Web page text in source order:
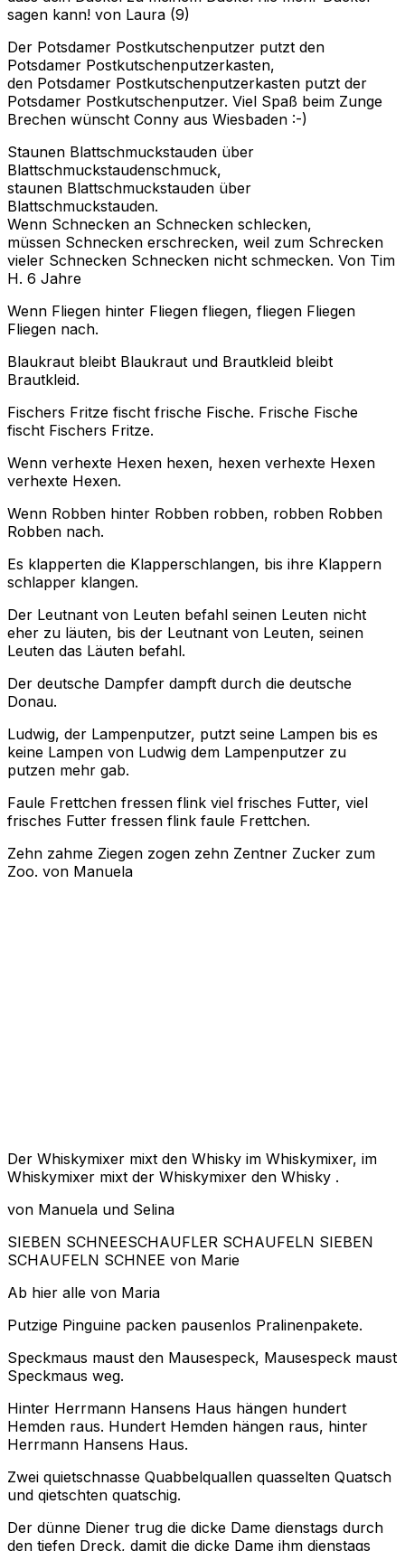
sagen kann! von Laura (9)
Der Potsdamer Postkutschenputzer putzt den
Potsdamer Postkutschenputzerkasten,
den Potsdamer Postkutschenputzerkasten putzt der
Potsdamer Postkutschenputzer. Viel Spaß beim Zunge
Brechen wünscht Conny aus Wiesbaden :-)
Staunen Blattschmuckstauden über
Blattschmuckstaudenschmuck,
staunen Blattschmuckstauden über
Blattschmuckstauden.
Wenn Schnecken an Schnecken schlecken,
müssen Schnecken erschrecken, weil zum Schrecken
vieler Schnecken Schnecken nicht schmecken. Von Tim
H. 6 Jahre
Wenn Fliegen hinter Fliegen fliegen, fliegen Fliegen
Fliegen nach.
Blaukraut bleibt Blaukraut und Brautkleid bleibt
Brautkleid.
Fischers Fritze fischt frische Fische. Frische Fische
fischt Fischers Fritze.
Wenn verhexte Hexen hexen, hexen verhexte Hexen
verhexte Hexen.
Wenn Robben hinter Robben robben, robben Robben
Robben nach.
Es klapperten die Klapperschlangen, bis ihre Klappern
schlapper klangen.
Der Leutnant von Leuten befahl seinen Leuten nicht
eher zu läuten, bis der Leutnant von Leuten, seinen
Leuten das Läuten befahl.
Der deutsche Dampfer dampft durch die deutsche
Donau.
Ludwig, der Lampenputzer, putzt seine Lampen bis es
keine Lampen von Ludwig dem Lampenputzer zu
putzen mehr gab.
Faule Frettchen fressen flink viel frisches Futter, viel
frisches Futter fressen flink faule Frettchen.
Zehn zahme Ziegen zogen zehn Zentner Zucker zum
Zoo. von Manuela
Der Whiskymixer mixt den Whisky im Whiskymixer, im
Whiskymixer mixt der Whiskymixer den Whisky .
von Manuela und Selina
SIEBEN SCHNEESCHAUFLER SCHAUFELN SIEBEN
SCHAUFELN SCHNEE von Marie
Ab hier alle von Maria
Putzige Pinguine packen pausenlos Pralinenpakete.
Speckmaus maust den Mausespeck, Mausespeck maust
Speckmaus weg.
Hinter Herrmann Hansens Haus hängen hundert
Hemden raus. Hundert Hemden hängen raus, hinter
Herrmann Hansens Haus.
Zwei quietschnasse Quabbelquallen quasselten Quatsch
und qietschten quatschig.
Der dünne Diener trug die dicke Dame dienstags durch
den tiefen Dreck, damit die dicke Dame ihm dienstags